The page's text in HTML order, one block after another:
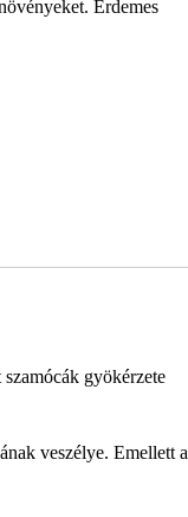
Érdemes
gyökérzete
veszélye. Emellett a